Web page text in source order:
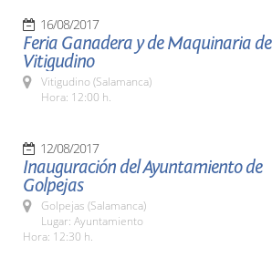
16/08/2017
Feria Ganadera y de Maquinaria de
Vitigudino
Vitigudino (Salamanca)
Hora: 12:00 h.
12/08/2017
Inauguración del Ayuntamiento de
Golpejas
Golpejas (Salamanca)
Lugar: Ayuntamiento
Hora: 12:30 h.